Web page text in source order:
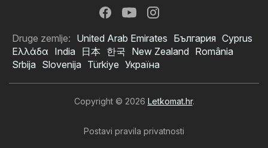
Druge zemlje: United Arab Emirates България Cyprus
Ελλάδα India 日本 한국 New Zealand România
Srbija Slovenija Türkiye Україна
Copyright © 2026 Letkomat.hr.
Postavi pravila privatnosti